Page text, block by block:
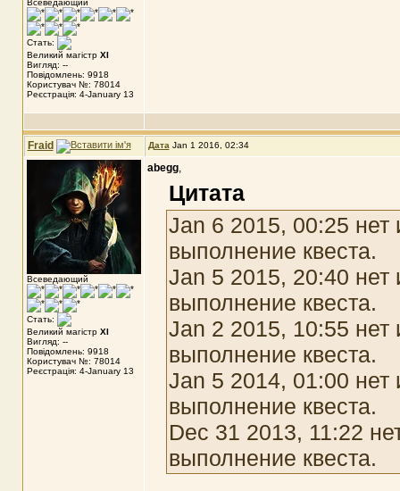
Всеведающий
Стать:
Великий магістр XI
Вигляд: --
Повідомлень: 9918
Користувач №: 78014
Реєстрація: 4-January 13
Fraid Дата Jan 1 2016, 02:34
Всеведающий
Стать:
Великий магістр XI
Вигляд: --
Повідомлень: 9918
Користувач №: 78014
Реєстрація: 4-January 13
abegg,
Цитата
Jan 6 2015, 00:25
выполнение квеста.
Jan 5 2015, 20:40
выполнение квеста.
Jan 2 2015, 10:55
выполнение квеста.
Jan 5 2014, 01:00
выполнение квеста.
Dec 31 2013, 11:22
выполнение квеста.